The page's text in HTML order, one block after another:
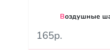
Воздушные
165р.